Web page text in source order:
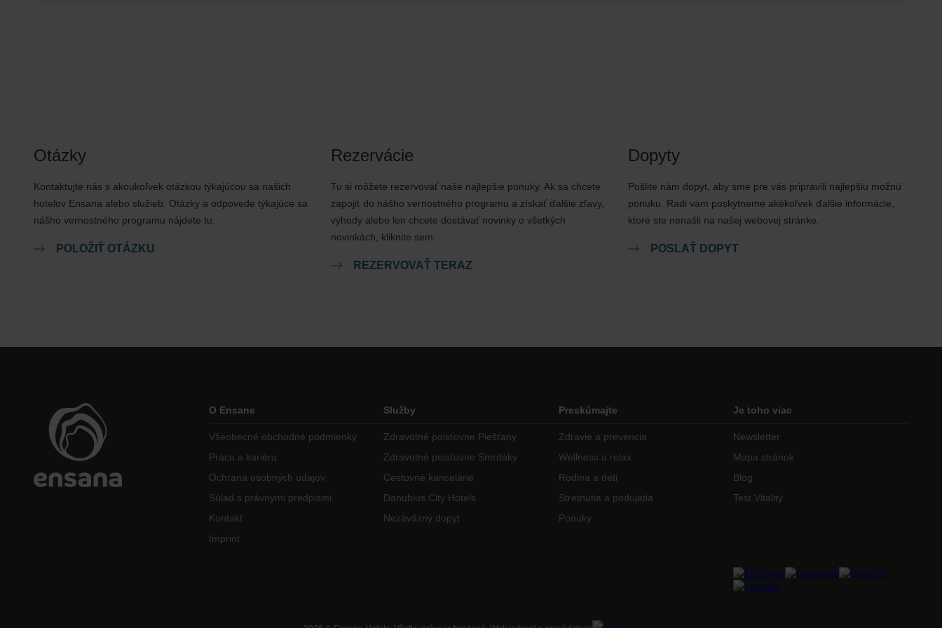
Otázky
Kontaktujte nás s akoukoľvek otázkou týkajúcou sa našich
hotelov Ensana alebo služieb. Otázky a odpovede týkajúce sa
nášho vernostného programu nájdete tu.
POLOŽIŤ OTÁZKU
Rezervácie
Tu si môžete rezervovať naše najlepšie ponuky. Ak sa chcete
zapojiť do nášho vernostného programu a získať ďalšie zľavy,
výhody alebo len chcete dostávať novinky o všetkých
novinkách, kliknite sem.
REZERVOVAŤ TERAZ
Dopyty
Pošlite nám dopyt, aby sme pre vás pripravili najlepšiu možnú
ponuku. Radi vám poskytneme akékoľvek ďalšie informácie,
ktoré ste nenašli na našej webovej stránke.
POSLAŤ DOPYT
O Ensane
Všeobecné obchodné podmienky
Práca a kariéra
Ochrana osobných údajov
Súlad s právnymi predpismi
Kontakt
Imprint
Služby
Zdravotné poisťovne Piešťany
Zdravotné poisťovne Smrdáky
Cestovné kancelárie
Danubius City Hotels
Nezáväzný dopyt
Preskúmajte
Zdravie a prevencia
Wellness a relax
Rodina a deti
Stretnutia a podujatia
Ponuky
Je toho viac
Newsletter
Mapa stránok
Blog
Test Vitality